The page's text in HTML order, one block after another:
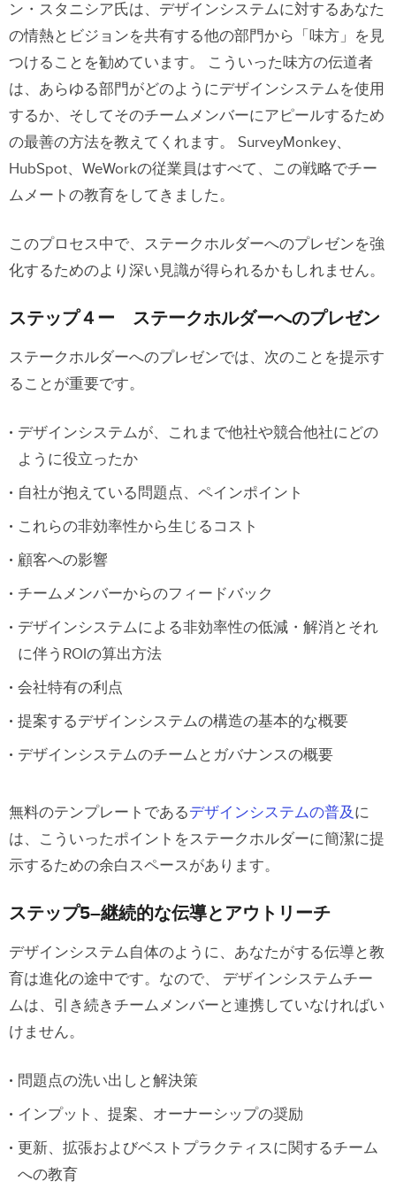
ン・スタニシア氏は、デザインシステムに対するあなた
の情熱とビジョンを共有する他の部門から 「味方」を見
つけることを勧めています。 こういった味方の伝道者
は、あらゆる部門がどのようにデザインシステムを使用
するか、そしてそのチームメンバーにアピールするため
の最善の方法を教えてくれます。 SurveyMonkey、
HubSpot、WeWorkの従業員はすべて、この戦略でチー
ムメートの教育をしてきました。
このプロセス中で、ステークホルダーへのプレゼンを強
化するためのより深い見識が得られるかもしれません。
ステップ４ー ステークホルダーへのプレゼン
ステークホルダーへのプレゼンでは、次のことを提示す
ることが重要です。
デザインシステムが、これまで他社や競合他社にどの
ように役立ったか
自社が抱えている問題点、ペインポイント
これらの非効率性から生じるコスト
顧客への影響
チームメンバーからのフィードバック
デザインシステムによる非効率性の低減・解消とそれ
に伴うROIの算出方法
会社特有の利点
提案するデザインシステムの構造の基本的な概要
デザインシステムのチームとガバナンスの概要
無料のテンプレートであるデザインシステムの普及に
は、こういったポイントをステークホルダーに簡潔に提
示するための余白スペースがあります。
ステップ5–継続的な伝導とアウトリーチ
デザインシステム自体のように、あなたがする伝導と教
育は進化の途中です。なので、 デザインシステムチー
ムは、引き続きチームメンバーと連携していなければい
けません。
問題点の洗い出しと解決策
インプット、提案、オーナーシップの奨励
更新、拡張およびベストプラクティスに関するチーム
への教育